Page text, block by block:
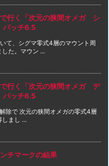
行く「次元の狭間オメガ シ
パッチ6.5
て、シグマ零式4層のマウント周
た。マウン ...
行く「次元の狭間オメガ デ
パッチ6.5
除で 次元の狭間オメガの零式4層
まし ...
チマークの結果